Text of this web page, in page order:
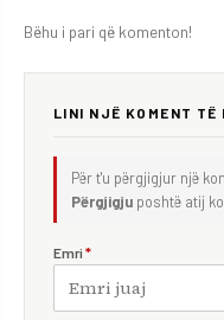
Bëhu i pari që komenton!
LINI NJË KOMENT TË
Për t'u përgjigjur një
Përgjigju poshtë atij
Emri *